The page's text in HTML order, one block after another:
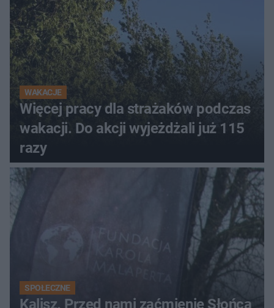
WAKACJE
Więcej pracy dla strażaków podczas
wakacji. Do akcji wyjeżdżali już 115
razy
SPOŁECZNE
Kalisz. Przed nami zaćmienie Słońca